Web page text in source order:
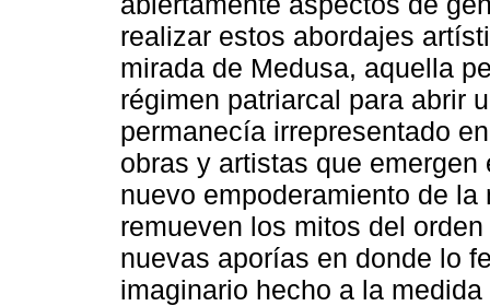
realizar estos abordajes
mirada de Medusa, aquella
régimen patriarcal para abrir
permanecía irrepresentado
obras y artistas que
nuevo empoderamiento de
remueven los mitos del
nuevas aporías en donde lo
imaginario hecho a la